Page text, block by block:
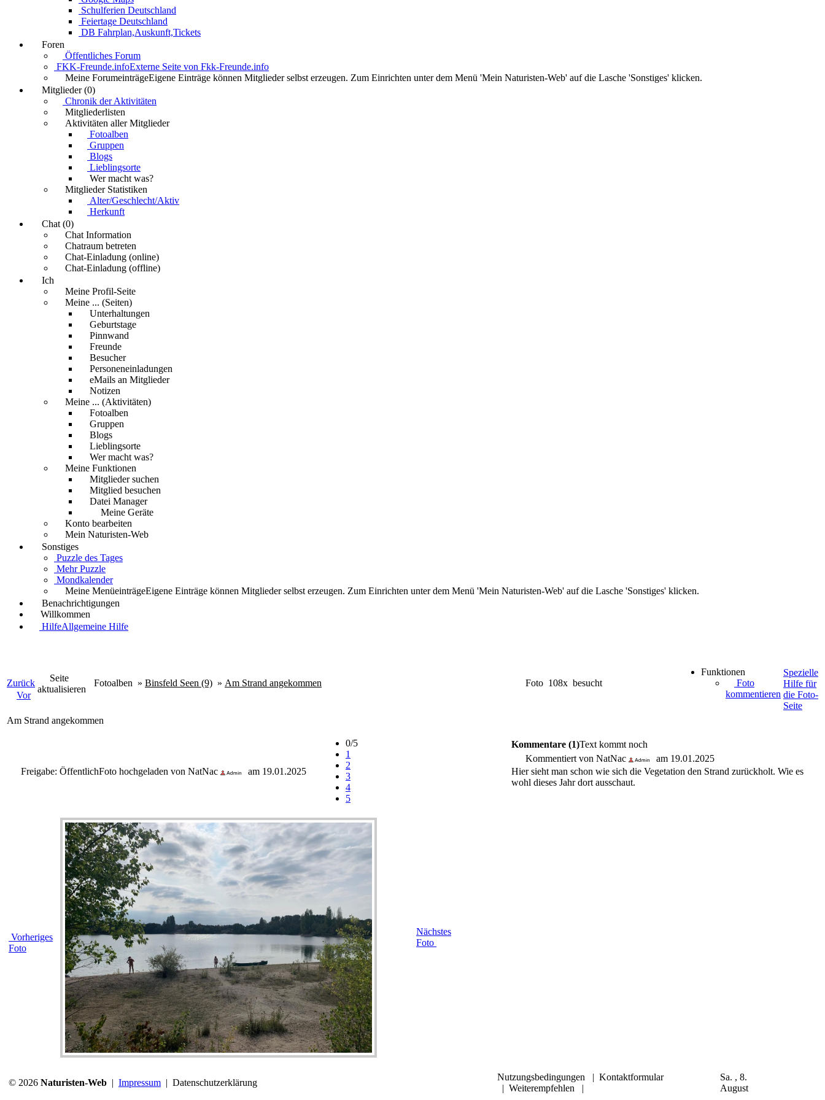
Schulferien Deutschland
Feiertage Deutschland
DB Fahrplan,Auskunft,Tickets
Foren
Öffentliches Forum
FKK-Freunde.infoExterne Seite von Fkk-Freunde.info
Meine ForumeinträgeEigene Einträge können Mitglieder selbst erzeugen. Zum Einrichten unter dem Menü 'Mein Naturisten-Web' auf die Lasche 'Sonstiges' klicken.
Mitglieder (0)
Chronik der Aktivitäten
Mitgliederlisten
Aktivitäten aller Mitglieder
Fotoalben
Gruppen
Blogs
Lieblingsorte
Wer macht was?
Mitglieder Statistiken
Alter/Geschlecht/Aktiv
Herkunft
Chat (0)
Chat Information
Chatraum betreten
Chat-Einladung (online)
Chat-Einladung (offline)
Ich
Meine Profil-Seite
Meine ... (Seiten)
Unterhaltungen
Geburtstage
Pinnwand
Freunde
Besucher
Personeneinladungen
eMails an Mitglieder
Notizen
Meine ... (Aktivitäten)
Fotoalben
Gruppen
Blogs
Lieblingsorte
Wer macht was?
Meine Funktionen
Mitglieder suchen
Mitglied besuchen
Datei Manager
Meine Geräte
Konto bearbeiten
Mein Naturisten-Web
Sonstiges
Puzzle des Tages
Mehr Puzzle
Mondkalender
Meine MenüeinträgeEigene Einträge können Mitglieder selbst erzeugen. Zum Einrichten unter dem Menü 'Mein Naturisten-Web' auf die Lasche 'Sonstiges' klicken.
Benachrichtigungen
Willkommen
HilfeAllgemeine Hilfe
Zurück
Vor
Seite
aktualisieren
Fotoalben » Binsfeld Seen (9) » Am Strand angekommen Foto 108x besucht
Funktionen
Foto
kommentieren
Spezielle
Hilfe für
die Foto-
Seite
Am Strand angekommen
Freigabe: ÖffentlichFoto hochgeladen von NatNac am 19.01.2025
0/5
1
2
3
4
5
Vorheriges
Foto
Nächstes
Foto
Kommentare (1)Text kommt noch
Kommentiert von NatNac
am 19.01.2025
Hier sieht man schon wie sich die Vegetation den Strand zurückholt. Wie es
wohl dieses Jahr dort ausschaut.
© 2026 Naturisten-Web | Impressum | Datenschutzerklärung
Nutzungsbedingungen | Kontaktformular
| Weiterempfehlen |
Sa. , 8.
August